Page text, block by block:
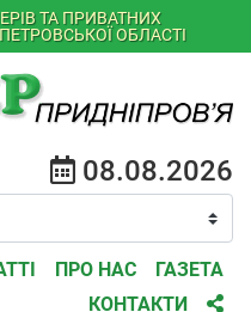
ТА ПРИВАТНИХ
ОБЛАСТІ
08.08.2026
ПРО НАС
ГАЗЕТА
КОНТАКТИ